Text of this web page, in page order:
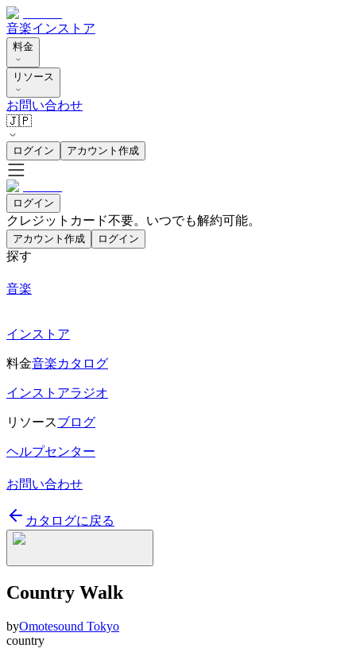
音楽インストア
料金
リソース
お問い合わせ
🇯🇵
ログイン アカウント作成
ログイン
クレジットカード不要。いつでも解約可能。
アカウント作成 ログイン
探す
音楽
インストア
料金音楽カタログ
インストアラジオ
リソースブログ
ヘルプセンター
お問い合わせ
カタログに戻る
Country Walk
byOmotesound Tokyo
country